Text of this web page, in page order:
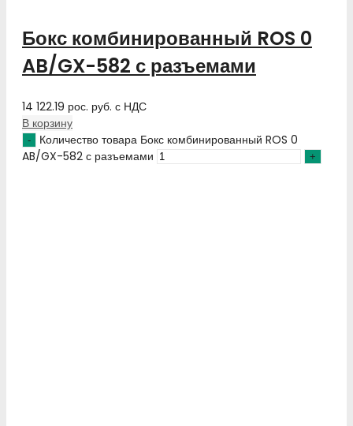
Бокс комбинированный ROS 0
AB/GX-582 с разъемами
14 122.19 рос. руб. с НДС
В корзину
Количество товара Бокс комбинированный ROS 0
AB/GX-582 с разъемами